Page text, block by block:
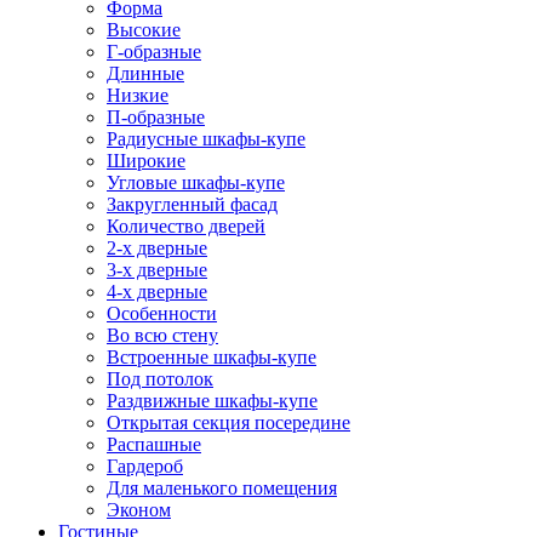
Форма
Высокие
Г-образные
Длинные
Низкие
П-образные
Радиусные шкафы-купе
Широкие
Угловые шкафы-купе
Закругленный фасад
Количество дверей
2-х дверные
3-х дверные
4-х дверные
Особенности
Во всю стену
Встроенные шкафы-купе
Под потолок
Раздвижные шкафы-купе
Открытая секция посередине
Распашные
Гардероб
Для маленького помещения
Эконом
Гостиные